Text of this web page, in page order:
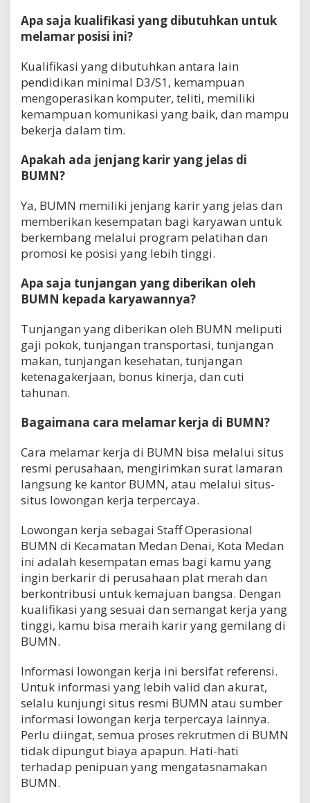
Apa saja kualifikasi yang dibutuhkan untuk
melamar posisi ini?
Kualifikasi yang dibutuhkan antara lain
pendidikan minimal D3/S1, kemampuan
mengoperasikan komputer, teliti, memiliki
kemampuan komunikasi yang baik, dan mampu
bekerja dalam tim.
Apakah ada jenjang karir yang jelas di
BUMN?
Ya, BUMN memiliki jenjang karir yang jelas dan
memberikan kesempatan bagi karyawan untuk
berkembang melalui program pelatihan dan
promosi ke posisi yang lebih tinggi.
Apa saja tunjangan yang diberikan oleh
BUMN kepada karyawannya?
Tunjangan yang diberikan oleh BUMN meliputi
gaji pokok, tunjangan transportasi, tunjangan
makan, tunjangan kesehatan, tunjangan
ketenagakerjaan, bonus kinerja, dan cuti
tahunan.
Bagaimana cara melamar kerja di BUMN?
Cara melamar kerja di BUMN bisa melalui situs
resmi perusahaan, mengirimkan surat lamaran
langsung ke kantor BUMN, atau melalui situs-
situs lowongan kerja terpercaya.
Lowongan kerja sebagai Staff Operasional
BUMN di Kecamatan Medan Denai, Kota Medan
ini adalah kesempatan emas bagi kamu yang
ingin berkarir di perusahaan plat merah dan
berkontribusi untuk kemajuan bangsa. Dengan
kualifikasi yang sesuai dan semangat kerja yang
tinggi, kamu bisa meraih karir yang gemilang di
BUMN.
Informasi lowongan kerja ini bersifat referensi.
Untuk informasi yang lebih valid dan akurat,
selalu kunjungi situs resmi BUMN atau sumber
informasi lowongan kerja terpercaya lainnya.
Perlu diingat, semua proses rekrutmen di BUMN
tidak dipungut biaya apapun. Hati-hati
terhadap penipuan yang mengatasnamakan
BUMN.